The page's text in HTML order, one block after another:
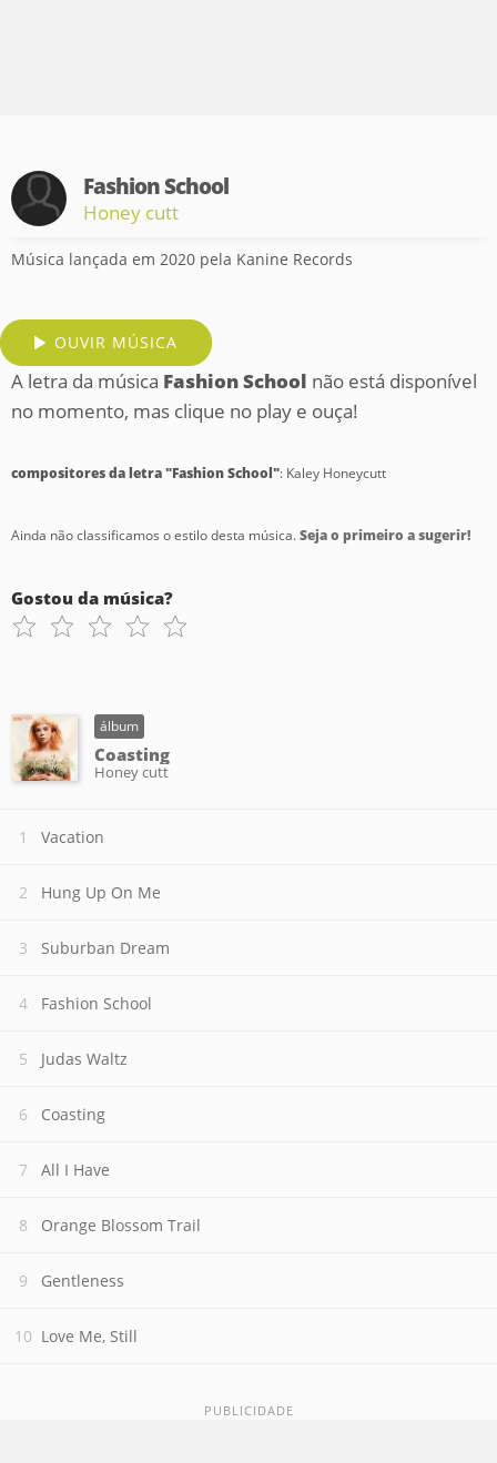
Fashion School
Honey cutt
Música lançada em 2020 pela Kanine Records
OUVIR MÚSICA
A letra da música Fashion School não está disponível
no momento, mas clique no play e ouça!
compositores da letra "Fashion School": Kaley Honeycutt
Ainda não classificamos o estilo desta música.Seja o primeiro a sugerir!
Gostou da música?
álbum
Coasting
Honey cutt
Vacation
Hung Up On Me
Suburban Dream
Fashion School
Judas Waltz
Coasting
All I Have
Orange Blossom Trail
Gentleness
Love Me, Still